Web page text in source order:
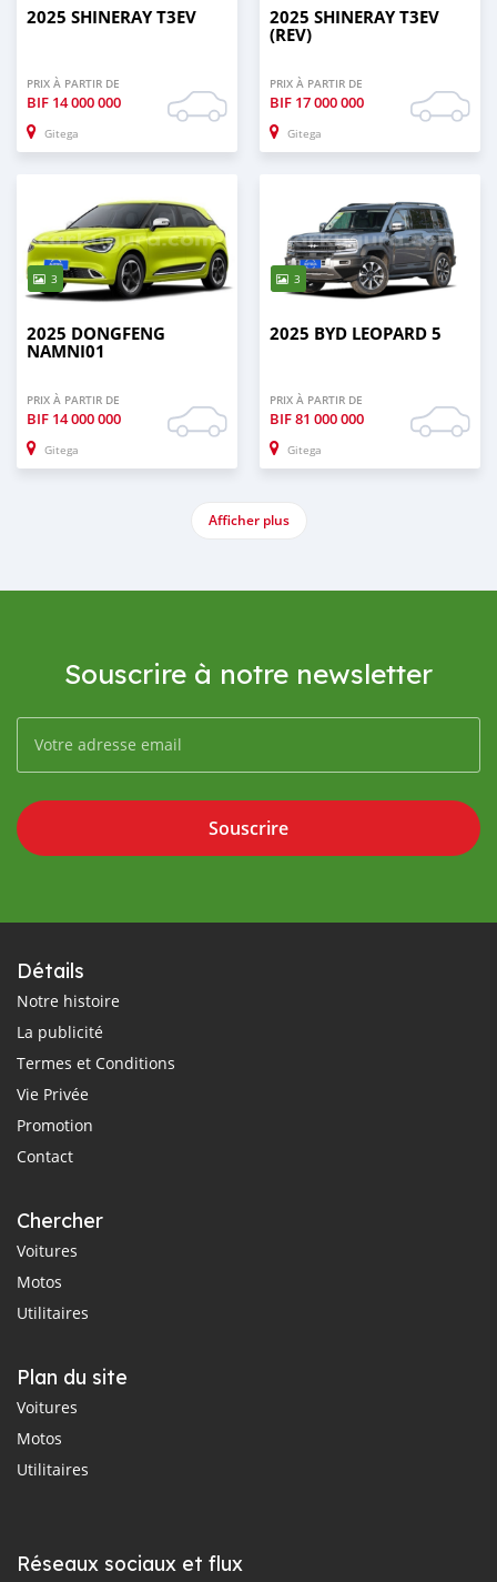
2025 SHINERAY T3EV
PRIX À PARTIR DE
BIF 14 000 000
Gitega
2025 SHINERAY T3EV
(REV)
PRIX À PARTIR DE
BIF 17 000 000
Gitega
3
2025 DONGFENG
NAMNI01
PRIX À PARTIR DE
BIF 14 000 000
Gitega
3
2025 BYD LEOPARD 5
PRIX À PARTIR DE
BIF81 000 000
Gitega
Afficher plus
Souscrire à notre newsletter
Souscrire
Détails
Notre histoire
La publicité
Termes et Conditions
Vie Privée
Promotion
Contact
Chercher
Voitures
Motos
Utilitaires
Plan du site
Voitures
Motos
Utilitaires
Réseaux sociaux et flux